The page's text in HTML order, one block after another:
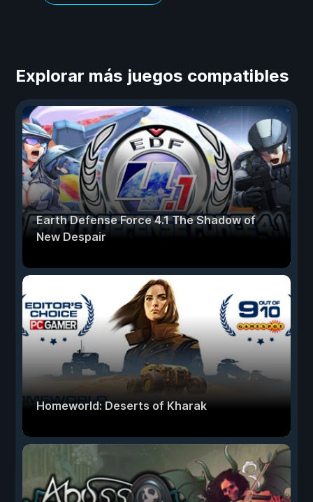
Explorar más juegos compatibles
Earth Defense Force 4.1 The Shadow of
New Despair
Homeworld: Deserts of Kharak